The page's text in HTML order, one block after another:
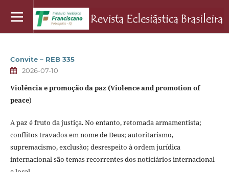
Convite – REB 335
2026-07-10
Violência e promoção da paz (Violence and promotion of
peace)
A paz é fruto da justiça. No entanto, retomada armamentista;
conflitos travados em nome de Deus; autoritarismo,
supremacismo, exclusão; desrespeito à ordem jurídica
internacional são temas recorrentes dos noticiários internacional